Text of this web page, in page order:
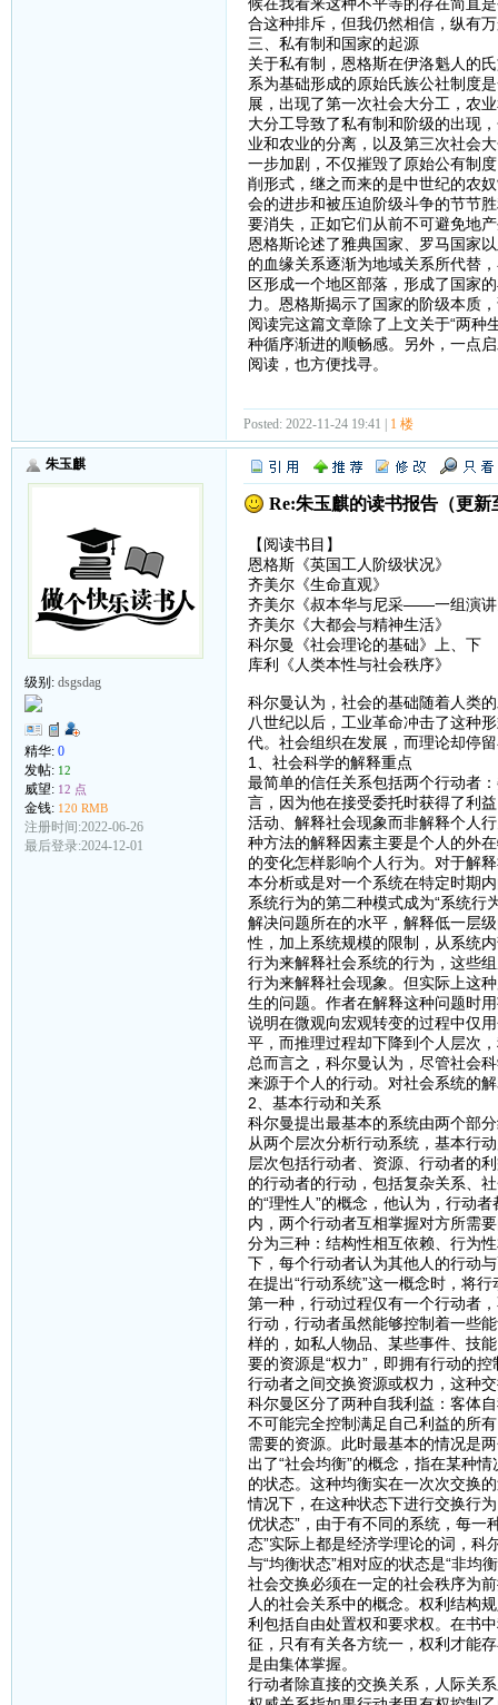
合这种排斥，但我仍然相信，纵有
三、私有制和国家的起源
关于私有制，恩格斯在伊洛魁人的
系为基础形成的原始氏族公社制度
展，出现了第一次社会大分工，农
大分工导致了私有制和阶级的出现
业和农业的分离，以及第三次社会
一步加剧，不仅摧毁了原始公有制
削形式，继之而来的是中世纪的农
会的进步和被压迫阶级斗争的节节
要消失，正如它们从前不可避免地
恩格斯论述了雅典国家、罗马国家
的血缘关系逐渐为地域关系所代替
区形成一个地区部落，形成了国家
力。恩格斯揭示了国家的阶级本质
阅读完这篇文章除了上文关于“两种
种循序渐进的顺畅感。另外，一点
阅读，也方便找寻。
Posted: 2022-11-24 19:41 | 1 楼
朱玉麒
级别: dsgsdag
精华: 0
发帖: 12
威望: 12 点
金钱: 120 RMB
注册时间:2022-06-26
最后登录:2024-12-01
Re:朱玉麒的读书报告（更新
【阅读书目】
恩格斯《英国工人阶级状况》
齐美尔《生命直观》
齐美尔《叔本华与尼采——一组演
齐美尔《大都会与精神生活》
科尔曼《社会理论的基础》上、下
库利《人类本性与社会秩序》
科尔曼认为，社会的基础随着人类
八世纪以后，工业革命冲击了这种
代。社会组织在发展，而理论却停
1、社会科学的解释重点
最简单的信任关系包括两个行动者
言，因为他在接受委托时获得了利
活动、解释社会现象而非解释个人
种方法的解释因素主要是个人的外
的变化怎样影响个人行为。对于解
本分析或是对一个系统在特定时期
系统行为的第二种模式成为“系统行
解决问题所在的水平，解释低一层
性，加上系统规模的限制，从系统
行为来解释社会系统的行为，这些
行为来解释社会现象。但实际上这
生的问题。作者在解释这种问题时
说明在微观向宏观转变的过程中仅
平，而推理过程却下降到个人层次
总而言之，科尔曼认为，尽管社会
来源于个人的行动。对社会系统的
2、基本行动和关系
科尔曼提出最基本的系统由两个部
从两个层次分析行动系统，基本行
层次包括行动者、资源、行动者的
的行动者的行动，包括复杂关系、
的“理性人”的概念，他认为，行动
内，两个行动者互相掌握对方所需
分为三种：结构性相互依赖、行为
下，每个行动者认为其他人的行动
在提出“行动系统”这一概念时，将
第一种，行动过程仅有一个行动者
行动，行动者虽然能够控制着一些
样的，如私人物品、某些事件、技
要的资源是“权力”，即拥有行动的
行动者之间交换资源或权力，这种
科尔曼区分了两种自我利益：客体
不可能完全控制满足自己利益的所
需要的资源。此时最基本的情况是
出了“社会均衡”的概念，指在某种
的状态。这种均衡实在一次次交换
情况下，在这种状态下进行交换行
优状态”，由于有不同的系统，每一
态”实际上都是经济学理论的词，
与“均衡状态”相对应的状态是“非均
社会交换必须在一定的社会秩序为
人的社会关系中的概念。权利结构
利包括自由处置权和要求权。在书
征，只有有关各方统一，权利才能
是由集体掌握。
行动者除直接的交换关系，人际关